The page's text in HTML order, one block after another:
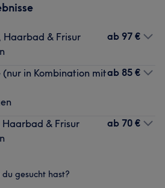
Haarbad & Frisur
ab 97 €
in Kombination mitab 85 €
& Frisur
ab 70 €
gesucht hast?